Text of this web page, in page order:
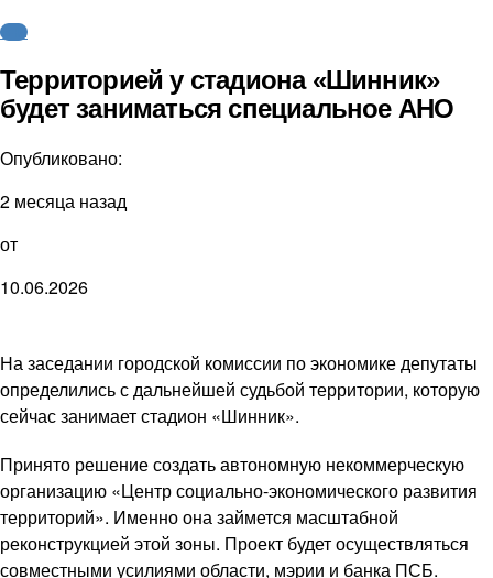
ФНЛ
Территорией у стадиона «Шинник»
будет заниматься специальное АНО
Опубликовано:
2 месяца назад
от
10.06.2026
На заседании городской комиссии по экономике депутаты
определились с дальнейшей судьбой территории, которую
сейчас занимает стадион «Шинник».
Принято решение создать автономную некоммерческую
организацию «Центр социально-экономического развития
территорий». Именно она займется масштабной
реконструкцией этой зоны. Проект будет осуществляться
совместными усилиями области, мэрии и банка ПСБ.